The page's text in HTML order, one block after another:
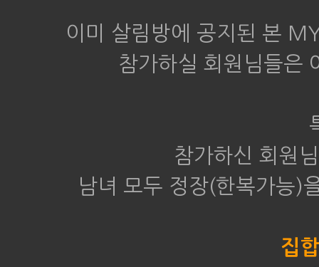
이미 살림방에 공지된 본
참가하실 회원님들은
참가하신 회원
남녀 모두 정장(한복가능)
집